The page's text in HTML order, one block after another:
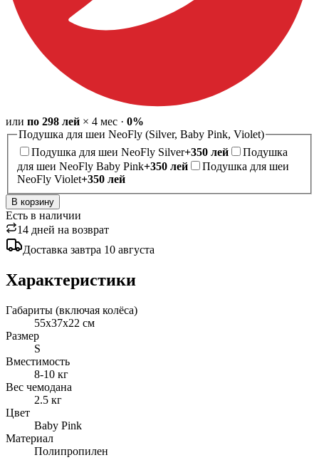
или по 298 лей × 4 мес · 0%
Подушка для шеи NeoFly (Silver, Baby Pink, Violet)
Подушка для шеи NeoFly Silver+350 лей
Подушка
для шеи NeoFly Baby Pink+350 лей
Подушка для шеи
NeoFly Violet+350 лей
В корзину
Есть в наличии
14 дней на возврат
Доставка завтра 10 августа
Характеристики
Габариты (включая колёса)
55х37х22 см
Размер
S
Вместимость
8-10 кг
Вес чемодана
2.5 кг
Цвет
Baby Pink
Материал
Полипропилен